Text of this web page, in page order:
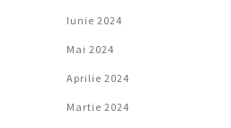
Iunie 2024
Mai 2024
Aprilie 2024
Martie 2024